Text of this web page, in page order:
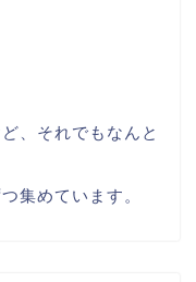
、それでもなんと
集めています。